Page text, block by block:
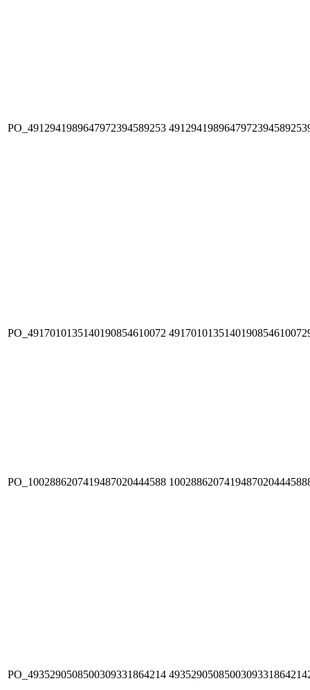
PO_4912941989647972394589253
PO_4917010135140190854610072
PO_1002886207419487020444588
PO_4935290508500309331864214